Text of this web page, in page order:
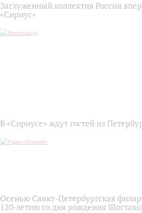
Заслуженный коллектив России
«Сириус»
В «Сириусе» ждут гостей из
Осенью Санкт-Петербургская
120‑летию со дня рождения